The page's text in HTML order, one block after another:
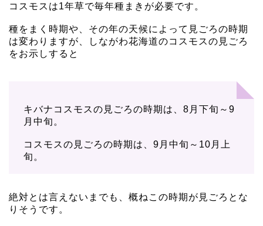
コスモスは1年草で毎年種まきが必要です。
種をまく時期や、その年の天候によって見ごろの時期
は変わりますが、しながわ花海道のコスモスの見ごろ
をお示しすると
キバナコスモスの見ごろの時期は、8月下旬～9
月中旬。
コスモスの見ごろの時期は、9月中旬～10月上
旬。
絶対とは言えないまでも、概ねこの時期が見ごろとな
りそうです。